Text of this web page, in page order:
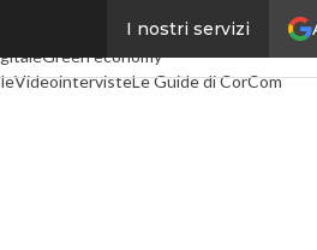
I nostri servizi
Industria 4.0
Green economy
VideointervisteLe Guide di CorCom